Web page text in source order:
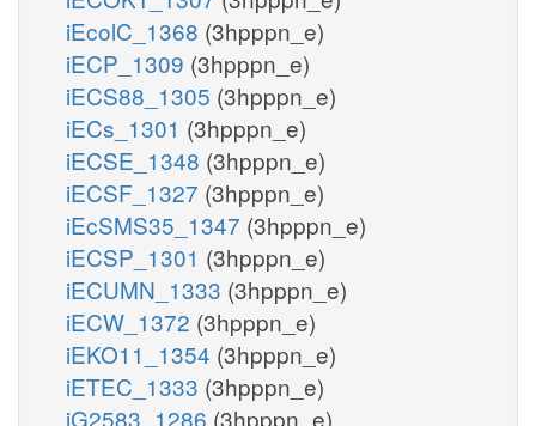
iEcolC_1368 (3hpppn_e)
iECP_1309 (3hpppn_e)
iECS88_1305 (3hpppn_e)
iECs_1301 (3hpppn_e)
iECSE_1348 (3hpppn_e)
iECSF_1327 (3hpppn_e)
iEcSMS35_1347 (3hpppn_e)
iECSP_1301 (3hpppn_e)
iECUMN_1333 (3hpppn_e)
iECW_1372 (3hpppn_e)
iEKO11_1354 (3hpppn_e)
iETEC_1333 (3hpppn_e)
iG2583_1286 (3hpppn_e)